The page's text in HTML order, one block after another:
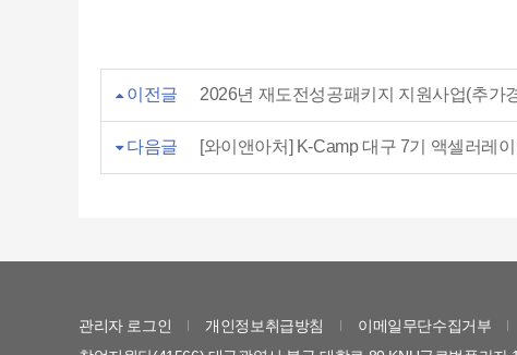
이전글 2026년 재도전성공패키지 지원사업(추가
다음글 [와이앤아처] K-Camp 대구 7기 액셀러레
관리자 로그인 개인정보취급방침 이메일무단수집거부